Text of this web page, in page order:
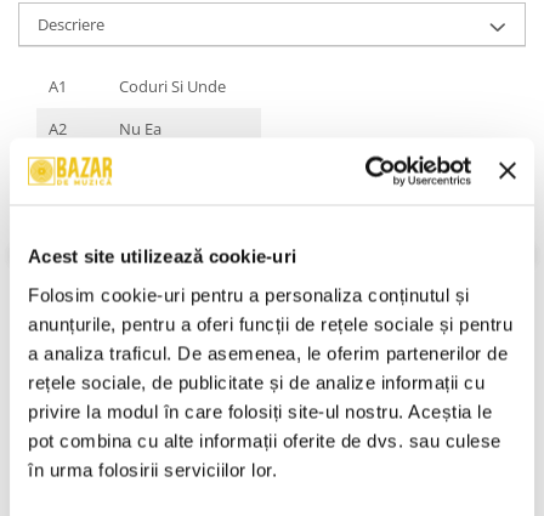
Acest site utilizează cookie-uri
Folosim cookie-uri pentru a personaliza conținutul și
anunțurile, pentru a oferi funcții de rețele sociale și pentru
a analiza traficul. De asemenea, le oferim partenerilor de
rețele sociale, de publicitate și de analize informații cu
privire la modul în care folosiți site-ul nostru. Aceștia le
pot combina cu alte informații oferite de dvs. sau culese
în urma folosirii serviciilor lor.
Descriere
A1
Coduri Si Unde
A2
Nu Ea
A3
A5
Vede Vise Ea
B1
Fata Cu Ochi Verzi
Sa Visez
B3
Touch
B4
Mergem In Doi
B5
Oameni Grabiti
VEZI MAI MULT
Stare Caseta:Mint (M)
Stare Coperta:Mint